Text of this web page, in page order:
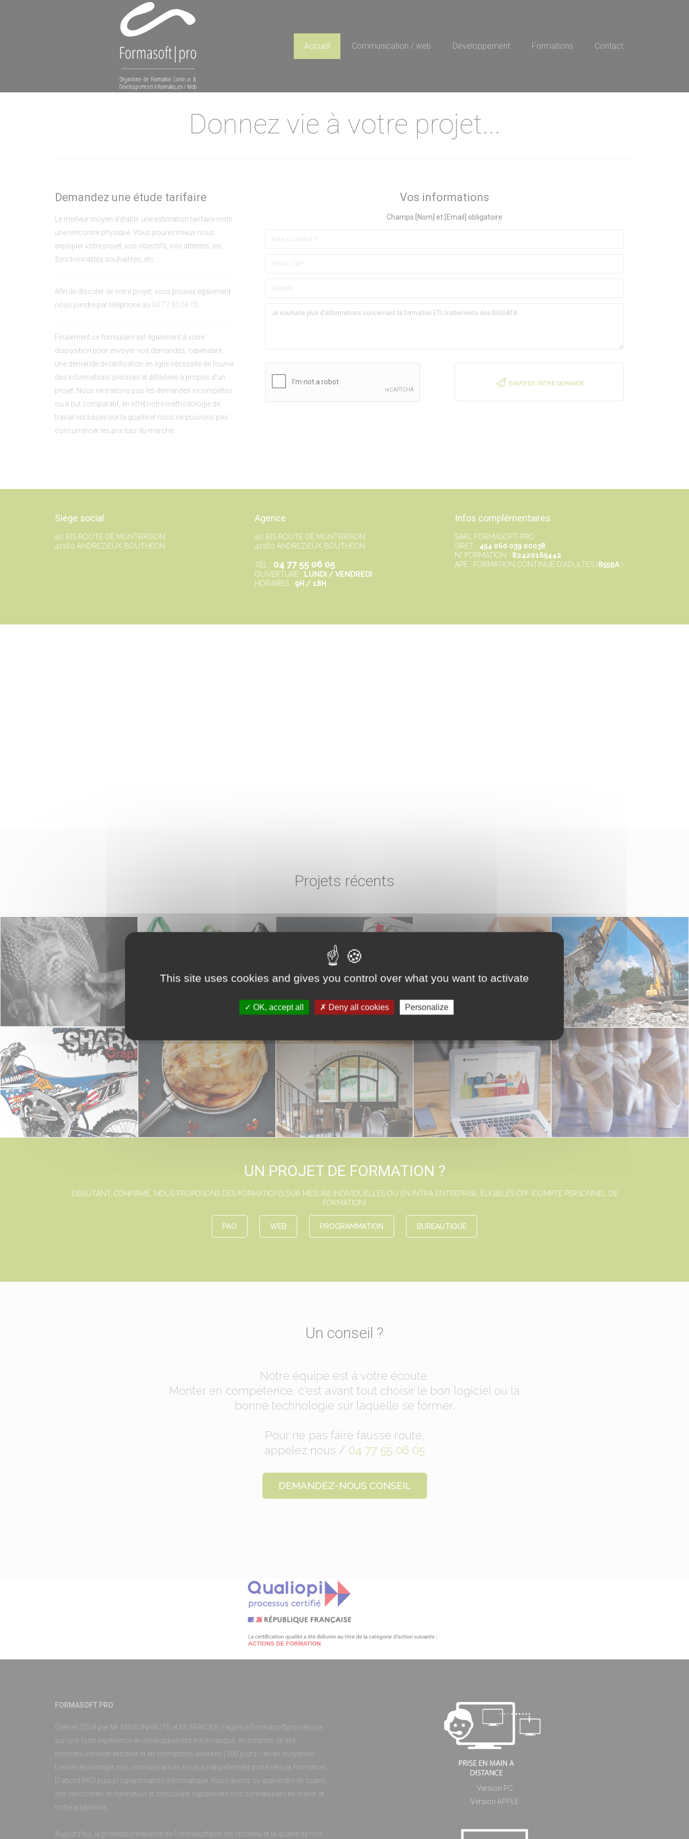
Accueil Communication / web Développement Formations Contact
Donnez vie à votre projet...
Demandez une étude tarifaire
Le meilleur moyen d'établir une estimation tarifaire reste
une rencontre physique. Vous pourez mieux nous
expliquer votre projet, vos objectifs, vos attentes, les
fonctionnalités souhaitées, etc...
Afin de discuter de votre projet, vous pouvez également
nous joindre par téléphone au 04 77 55 06 05
Finalement ce formulaire est également à votre
disposition pour envoyer vos demandes, cependant,
une demande de tarification en ligne nécessite de fournir
des informations précises et détaillées à propos d'un
projet. Nous ne traitons pas les demandes incomplètes
ou à but comparatif, en effet notre méthodologie de
travail est basée sur la qualité et nous ne pouvons pas
concurrencer les prix bas du marché.
Vos informations
Champs [Nom] et [Email] obligatoire
ENVOYER VOTRE DEMANDE
Siege social
40 BIS ROUTE DE MONTBRISON
42160 ANDREZIEUX BOUTHEON
Agence
40 BIS ROUTE DE MONTBRISON
42160 ANDREZIEUX BOUTHEON
TÉL : 04 77 55 06 05
OUVERTURE : LUNDI / VENDREDI
HORAIRES : 9H / 18H
Infos complémentaires
SARL FORMASOFT-PRO
SIRET : 454 060 039 00038
N° FORMATION : 82420165442
APE : FORMATION CONTINUE D'ADULTES (8559A )
Projets récents
UN PROJET DE FORMATION ?
DÉBUTANT, CONFIRMÉ, NOUS PROPOSONS DES FORMATIONS SUR MESURE INDIVIDUELLES OU EN INTRA ENTREPRISE, ELIGIBLES CPF (COMPTE PERSONNEL DE
FORMATION)
PAO WEB PROGRAMMATION BUREAUTIQUE
Un conseil ?
Notre équipe est à votre écoute.
Monter en compétence, c'est avant tout choisir le bon logiciel ou la
bonne technologie sur laquelle se former.
Pour ne pas faire fausse route,
appelez nous / 04 77 55 06 05
DEMANDEZ-NOUS CONSEIL
FORMASOFT PRO
Créé en 2004 par Mr MAISONHAUTE et Mr FARICIER, l'agence Formasoft|pro repose
sur une forte expérience en développement informatique, en création de site
internets/intranet/extranet et en formations diverses (200 jours / an en moyenne)
L'envie de partager nos connaissances nous a naturellement porté vers la formation.
D'abord PAO puis programmation informatique. Nous avons su apprendre de toutes
ces rencontres en formation et consolider rapidement nos connaissances métier et
notre adaptavité.
Aujourd'hui, le professionnalisme de Formasoft|pro est reconnu et la qualité de nos
Version PC
Version APPLE
This site uses cookies and gives you control over what you want to activate
OK, accept all Deny all cookies Personalize